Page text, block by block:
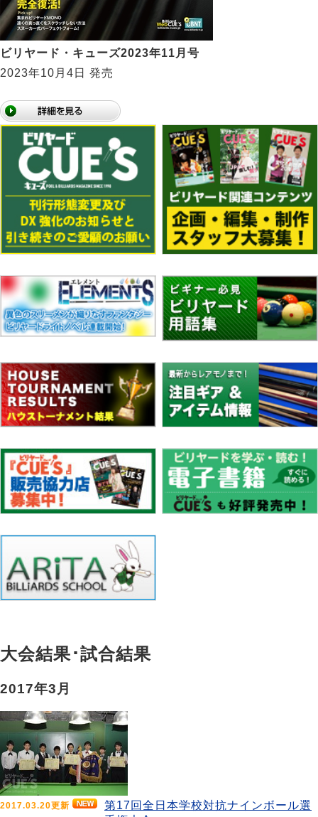
ビリヤード・キューズ2023年11月号
2023年10月4日 発売
大会結果･試合結果
2017年3月
2017.03.20更新
第17回全日本学校対抗ナインボール選